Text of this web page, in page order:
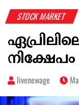
STOCK MARKET
livenewage